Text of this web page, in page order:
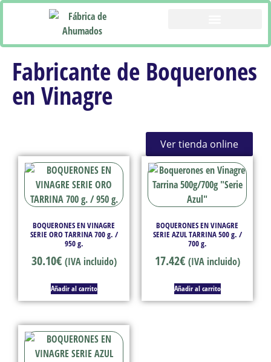
Fabricante de Boquerones
en Vinagre
Ver tienda online
BOQUERONES EN VINAGRE
SERIE ORO TARRINA 700 g. /
950 g.
30.10€ (IVA incluido)
Añadir al carrito
BOQUERONES EN VINAGRE
SERIE AZUL TARRINA 500 g. /
700 g.
17.42€ (IVA incluido)
Añadir al carrito